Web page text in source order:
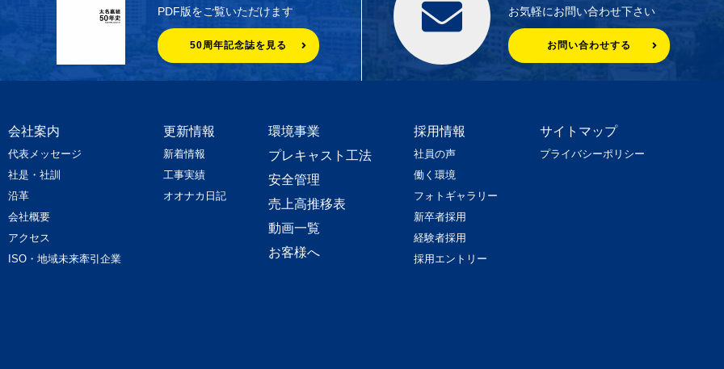
PDF版をご覧いただけます
50周年記念誌を見る
お気軽にお問い合わせ下さい
お問い合わせする
会社案内
代表メッセージ
社是・社訓
沿革
会社概要
アクセス
ISO・地域未来牽引企業
更新情報
新着情報
工事実績
オオナカ日記
環境事業
プレキャスト工法
安全管理
売上高推移表
動画一覧
お客様へ
採用情報
社員の声
働く環境
フォトギャラリー
新卒者採用
経験者採用
採用エントリー
サイトマップ
プライバシーポリシー